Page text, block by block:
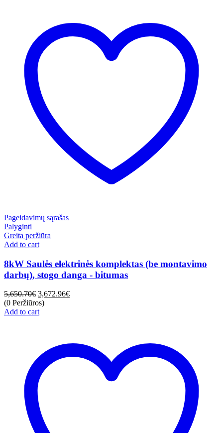
Pageidavimų sąrašas
Palyginti
Greita peržiūra
Add to cart
8kW Saulės elektrinės komplektas (be montavimo
darbų), stogo danga - bitumas
5,650.70€ 3,672.96€
(0 Peržiūros)
Add to cart